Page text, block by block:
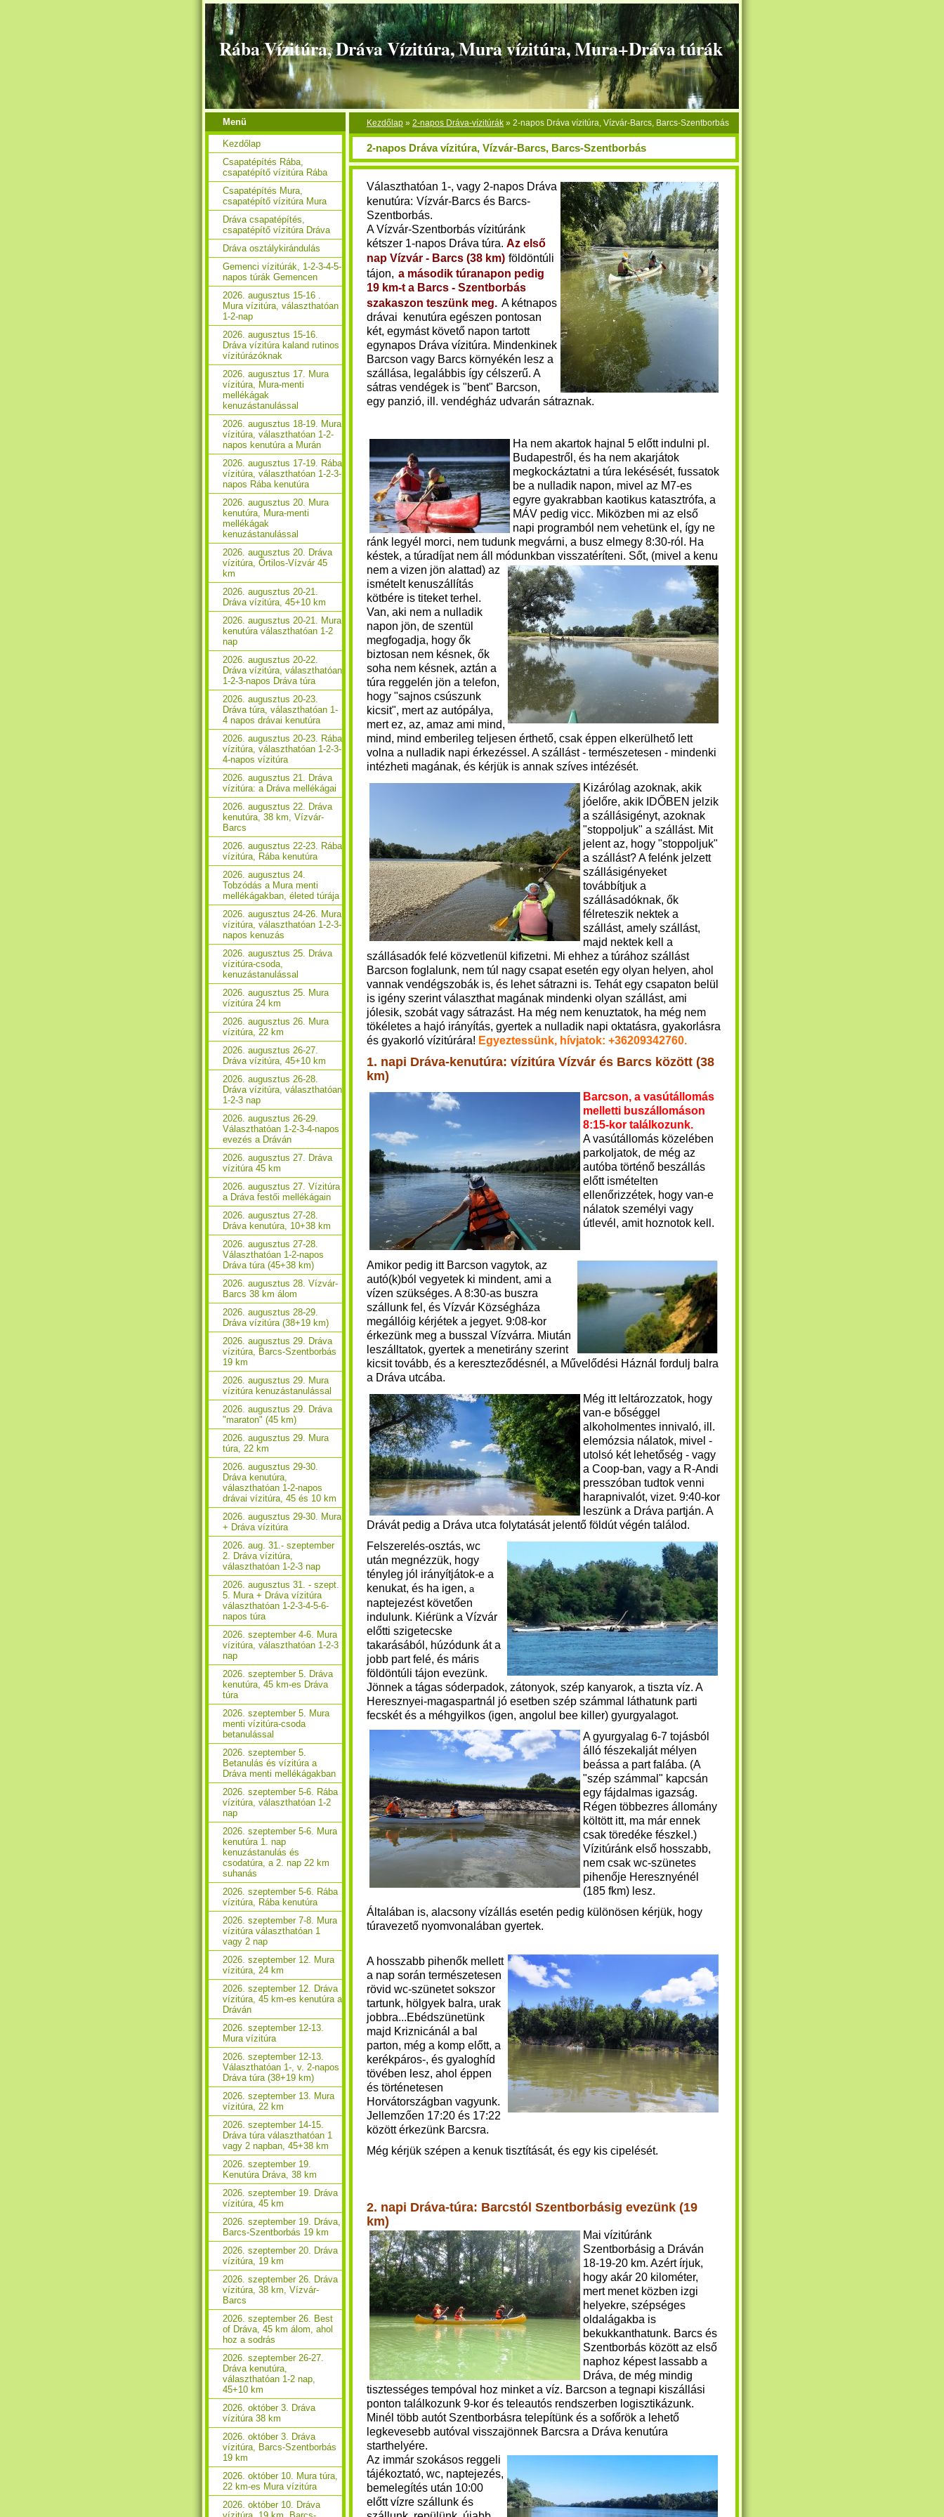
Rába Vízitúra, Dráva Vízitúra, Mura vízitúra, Mura+Dráva túrák
Kezdőlap » 2-napos Dráva-vízitúrák » 2-napos Dráva vízitúra, Vízvár-Barcs, Barcs-Szentborbás
2-napos Dráva vízitúra, Vízvár-Barcs, Barcs-Szentborbás
Választhatóan 1-, vagy 2-napos Dráva
kenutúra: Vízvár-Barcs és Barcs-
Szentborbás.
A Vízvár-Szentborbás vízitúránk
kétszer 1-napos Dráva túra. Az első
nap Vízvár - Barcs (38 km) földöntúli
tájon, a második túranapon pedig
19 km-t a Barcs - Szentborbás
szakaszon teszünk meg. A kétnapos
drávai kenutúra egészen pontosan
két, egymást követő napon tartott
egynapos Dráva vízitúra. Mindenkinek
Barcson vagy Barcs környékén lesz a
szállása, legalábbis így célszerű. A
sátras vendégek is "bent" Barcson,
egy panzió, ill. vendégház udvarán sátraznak.
Ha nem akartok hajnal 5 előtt indulni pl.
Budapestről, és ha nem akarjátok
megkockáztatni a túra lekésését, fussatok
be a nulladik napon, mivel az M7-es
egyre gyakrabban kaotikus katasztrófa, a
MÁV pedig vicc. Miközben mi az első
napi programból nem vehetünk el, így ne
ránk legyél morci, nem tudunk megvárni, a busz elmegy 8:30-ról. Ha
késtek, a túradíjat nem áll módunkban visszatéríteni. Sőt, (mivel a kenu
nem a vizen jön alattad) az
ismételt kenuszállítás
kötbére is titeket terhel.
Van, aki nem a nulladik
napon jön, de szentül
megfogadja, hogy ők
biztosan nem késnek, ők
soha nem késnek, aztán a
túra reggelén jön a telefon,
hogy "sajnos csúszunk
kicsit", mert az autópálya,
mert ez, az, amaz ami mind,
mind, mind emberileg teljesen érthető, csak éppen elkerülhető lett
volna a nulladik napi érkezéssel. A szállást - természetesen - mindenki
intézheti magának, és kérjük is annak szíves intézését.
Kizárólag azoknak, akik
jóelőre, akik IDŐBEN jelzik
a szállásigényt, azoknak
"stoppoljuk" a szállást. Mit
jelent az, hogy "stoppoljuk"
a szállást? A felénk jelzett
szállásigényeket
továbbítjuk a
szállásadóknak, ők
félreteszik nektek a
szállást, amely szállást,
majd nektek kell a
szállásadók felé közvetlenül kifizetni. Mi ehhez a túrához szállást
Barcson foglalunk, nem túl nagy csapat esetén egy olyan helyen, ahol
vannak vendégszobák is, és lehet sátrazni is. Tehát egy csapaton belül
is igény szerint választhat magának mindenki olyan szállást, ami
jólesik, szobát vagy sátrazást. Ha még nem kenuztatok, ha még nem
tökéletes a hajó irányítás, gyertek a nulladik napi oktatásra, gyakorlásra
és gyakorló vízitúrára! Egyeztessünk, hívjatok: +36209342760.
1. napi Dráva-kenutúra: vízitúra Vízvár és Barcs között (38
km)
Barcson, a vasútállomás
melletti buszállomáson
8:15-kor találkozunk.
A vasútállomás közelében
parkoljatok, de még az
autóba történő beszállás
előtt ismételten
ellenőrizzétek, hogy van-e
nálatok személyi vagy
útlevél, amit hoznotok kell.
Amikor pedig itt Barcson vagytok, az
autó(k)ból vegyetek ki mindent, ami a
vízen szükséges. A 8:30-as buszra
szállunk fel, és Vízvár Községháza
megállóig kérjétek a jegyet. 9:08-kor
érkezünk meg a busszal Vízvárra. Miután
leszálltatok, gyertek a menetirány szerint
kicsit tovább, és a kereszteződésnél, a Művelődési Háznál fordulj balra
a Dráva utcába.
Még itt leltározzatok, hogy
van-e bőséggel
alkoholmentes innivaló, ill.
elemózsia nálatok, mivel -
utolsó két lehetőség - vagy
a Coop-ban, vagy a R-Andi
presszóban tudtok venni
harapnivalót, vizet. 9:40-kor
leszünk a Dráva partján. A
Drávát pedig a Dráva utca folytatását jelentő földút végén találod.
Felszerelés-osztás, wc
után megnézzük, hogy
tényleg jól irányítjátok-e a
kenukat, és ha igen, a
naptejezést követően
indulunk. Kiérünk a Vízvár
előtti szigetecske
takarásából, húzódunk át a
jobb part felé, és máris
földöntúli tájon evezünk.
Jönnek a tágas sóderpadok, zátonyok, szép kanyarok, a tiszta víz. A
Heresznyei-magaspartnál jó esetben szép számmal láthatunk parti
fecskét és a méhgyilkos (igen, angolul bee killer) gyurgyalagot.
A gyurgyalag 6-7 tojásból
álló fészekalját mélyen
beássa a part falába. (A
"szép számmal" kapcsán
egy fájdalmas igazság.
Régen többezres állomány
költött itt, ma már ennek
csak töredéke fészkel.)
Vízitúránk első hosszabb,
nem csak wc-szünetes
pihenője Heresznyénél
(185 fkm) lesz.
Általában is, alacsony vízállás esetén pedig különösen kérjük, hogy
túravezető nyomvonalában gyertek.
A hosszabb pihenők mellett
a nap során természetesen
rövid wc-szünetet sokszor
tartunk, hölgyek balra, urak
jobbra...Ebédszünetünk
majd Kriznicánál a bal
parton, még a komp előtt, a
kerékpáros-, és gyaloghíd
tövében lesz, ahol éppen
és történetesen
Horvátországban vagyunk.
Jellemzően 17:20 és 17:22
között érkezünk Barcsra.
Még kérjük szépen a kenuk tisztítását, és egy kis cipelését.
2. napi Dráva-túra: Barcstól Szentborbásig evezünk (19
km)
Mai vízitúránk
Szentborbásig a Dráván
18-19-20 km. Azért írjuk,
hogy akár 20 kilométer,
mert menet közben izgi
helyekre, szépséges
oldalágakba is
bekukkanthatunk. Barcs és
Szentborbás között az első
naphoz képest lassabb a
Dráva, de még mindig
tisztességes tempóval hoz minket a víz. Barcson a tegnapi kiszállási
ponton találkozunk 9-kor és teleautós rendszerben logisztikázunk.
Minél több autót Szentborbásra telepítünk és a sofőrök a lehető
legkevesebb autóval visszajönnek Barcsra a Dráva kenutúra
starthelyére.
Az immár szokásos reggeli
tájékoztató, wc, naptejezés,
bemelegítés után 10:00
előtt vízre szállunk és
Menü
Kezdőlap
Csapatépítés Rába,
csapatépítő vízitúra Rába
Csapatépítés Mura,
csapatépítő vízitúra Mura
Dráva csapatépítés,
csapatépítő vízitúra Dráva
Dráva osztálykirándulás
Gemenci vízitúrák, 1-2-3-4-5-
napos túrák Gemencen
2026. augusztus 15-16 .
Mura vízitúra, választhatóan
1-2-nap
2026. augusztus 15-16.
Dráva vízitúra kaland rutinos
vízitúrázóknak
2026. augusztus 17. Mura
vízitúra, Mura-menti
mellékágak
kenuzástanulással
2026. augusztus 18-19. Mura
vízitúra, választhatóan 1-2-
napos kenutúra a Murán
2026. augusztus 17-19. Rába
vízitúra, választhatóan 1-2-3-
napos Rába kenutúra
2026. augusztus 20. Mura
kenutúra, Mura-menti
mellékágak
kenuzástanulással
2026. augusztus 20. Dráva
vízitúra, Őrtilos-Vízvár 45
km
2026. augusztus 20-21.
Dráva vízitúra, 45+10 km
2026. augusztus 20-21. Mura
kenutúra választhatóan 1-2
nap
2026. augusztus 20-22.
Dráva vízitúra, választhatóan
1-2-3-napos Dráva túra
2026. augusztus 20-23.
Dráva túra, választhatóan 1-
4 napos drávai kenutúra
2026. augusztus 20-23. Rába
vízitúra, választhatóan 1-2-3-
4-napos vízitúra
2026. augusztus 21. Dráva
vízitúra: a Dráva mellékágai
2026. augusztus 22. Dráva
kenutúra, 38 km, Vízvár-
Barcs
2026. augusztus 22-23. Rába
vízitúra, Rába kenutúra
2026. augusztus 24.
Tobzódás a Mura menti
mellékágakban, életed túrája
2026. augusztus 24-26. Mura
vízitúra, választhatóan 1-2-3-
napos kenuzás
2026. augusztus 25. Dráva
vízitúra-csoda,
kenuzástanulással
2026. augusztus 25. Mura
vízitúra 24 km
2026. augusztus 26. Mura
vízitúra, 22 km
2026. augusztus 26-27.
Dráva vízitúra, 45+10 km
2026. augusztus 26-28.
Dráva vízitúra, választhatóan
1-2-3 nap
2026. augusztus 26-29.
Választhatóan 1-2-3-4-napos
evezés a Dráván
2026. augusztus 27. Dráva
vízitúra 45 km
2026. augusztus 27. Vízitúra
a Dráva festői mellékágain
2026. augusztus 27-28.
Dráva kenutúra, 10+38 km
2026. augusztus 27-28.
Választhatóan 1-2-napos
Dráva túra (45+38 km)
2026. augusztus 28. Vízvár-
Barcs 38 km álom
2026. augusztus 28-29.
Dráva vízitúra (38+19 km)
2026. augusztus 29. Dráva
vízitúra, Barcs-Szentborbás
19 km
2026. augusztus 29. Mura
vízitúra kenuzástanulással
2026. augusztus 29. Dráva
"maraton" (45 km)
2026. augusztus 29. Mura
túra, 22 km
2026. augusztus 29-30.
Dráva kenutúra,
választhatóan 1-2-napos
drávai vízitúra, 45 és 10 km
2026. augusztus 29-30. Mura
+ Dráva vízitúra
2026. aug. 31.- szeptember
2. Dráva vízitúra,
választhatóan 1-2-3 nap
2026. augusztus 31. - szept.
5. Mura + Dráva vízitúra
választhatóan 1-2-3-4-5-6-
napos túra
2026. szeptember 4-6. Mura
vízitúra, választhatóan 1-2-3
nap
2026. szeptember 5. Dráva
kenutúra, 45 km-es Dráva
túra
2026. szeptember 5. Mura
menti vízitúra-csoda
betanulással
2026. szeptember 5.
Betanulás és vízitúra a
Dráva menti mellékágakban
2026. szeptember 5-6. Rába
vízitúra, választhatóan 1-2
nap
2026. szeptember 5-6. Mura
kenutúra 1. nap
kenuzástanulás és
csodatúra, a 2. nap 22 km
suhanás
2026. szeptember 5-6. Rába
vízitúra, Rába kenutúra
2026. szeptember 7-8. Mura
vízitúra választhatóan 1
vagy 2 nap
2026. szeptember 12. Mura
vízitúra, 24 km
2026. szeptember 12. Dráva
vízitúra, 45 km-es kenutúra a
Dráván
2026. szeptember 12-13.
Mura vízitúra
2026. szeptember 12-13.
Választhatóan 1-, v. 2-napos
Dráva túra (38+19 km)
2026. szeptember 13. Mura
vízitúra, 22 km
2026. szeptember 14-15.
Dráva túra választhatóan 1
vagy 2 napban, 45+38 km
2026. szeptember 19.
Kenutúra Dráva, 38 km
2026. szeptember 19. Dráva
vízitúra, 45 km
2026. szeptember 19. Dráva,
Barcs-Szentborbás 19 km
2026. szeptember 20. Dráva
vízitúra, 19 km
2026. szeptember 26. Dráva
vízitúra, 38 km, Vízvár-
Barcs
2026. szeptember 26. Best
of Dráva, 45 km álom, ahol
hoz a sodrás
2026. szeptember 26-27.
Dráva kenutúra,
választhatóan 1-2 nap,
45+10 km
2026. október 3. Dráva
vízitúra 38 km
2026. október 3. Dráva
vízitúra, Barcs-Szentborbás
19 km
2026. október 10. Mura túra,
22 km-es Mura vízitúra
2026. október 10. Dráva